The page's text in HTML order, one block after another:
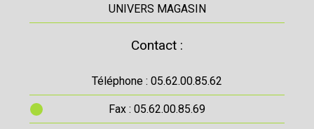
UNIVERS MAGASIN
Contact :
Téléphone : 05.62.00.85.62
Fax : 05.62.00.85.69